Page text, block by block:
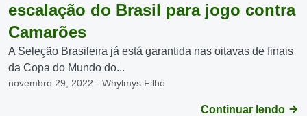
escalação do Brasil para jogo contra
Camarões
A Seleção Brasileira já está garantida nas oitavas de finais
da Copa do Mundo do...
novembro 29, 2022 - Whylmys Filho
Continuar lendo